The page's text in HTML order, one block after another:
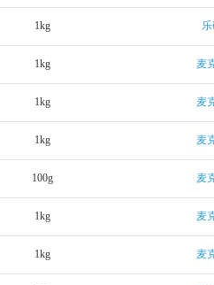
1kg
1kg 麦
1kg 麦
1kg 麦
100g 麦
1kg 麦
1kg 麦